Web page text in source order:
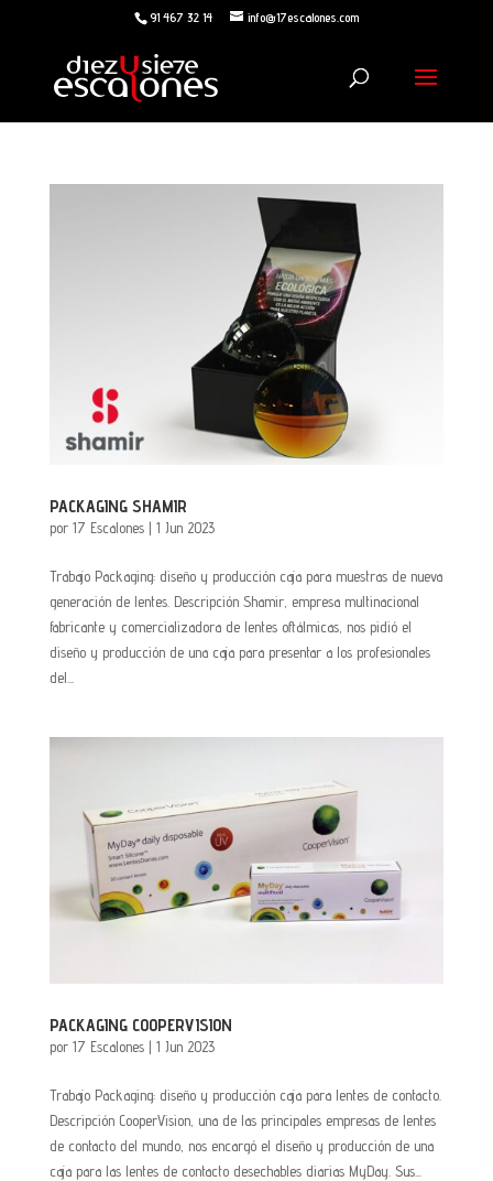
91 467 32 14 info@17escalones.com
PACKAGING SHAMIR
por 17 Escalones| 1 Jun 2023
Trabajo Packaging: diseño y producción caja para muestras de nueva
generación de lentes. Descripción Shamir, empresa multinacional
fabricante y comercializadora de lentes oftálmicas, nos pidió el
diseño y producción de una caja para presentar a los profesionales
del...
PACKAGING COOPERVISION
por 17 Escalones| 1 Jun 2023
Trabajo Packaging: diseño y producción caja para lentes de contacto.
Descripción CooperVision, una de las principales empresas de lentes
de contacto del mundo, nos encargó el diseño y producción de una
caja para las lentes de contacto desechables diarias MyDay. Sus...